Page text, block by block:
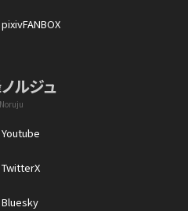
pixivFANBOX
ルジュ
Youtube
TwitterX
Bluesky